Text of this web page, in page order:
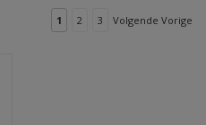
1 2 3 Volgende Vorige